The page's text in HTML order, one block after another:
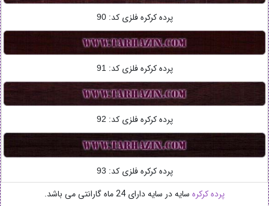
پرده کرکره فلزی کد: 90
پرده کرکره فلزی کد: 91
پرده کرکره فلزی کد:
پرده کرکره فلزی کد:
پرده کرکره سایه در سایه دارای 24 ماه گارانتی می باشد.